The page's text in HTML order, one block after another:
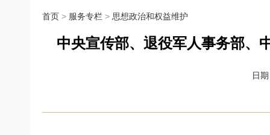
首页 > 服务专栏 > 思想政治和权益维护
中央宣传部、退役军人事务部、
日